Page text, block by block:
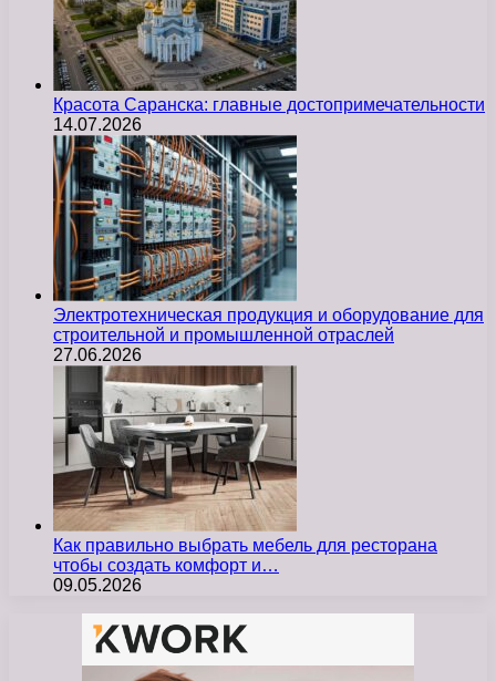
Красота Саранска: главные достопримечательности
14.07.2026
Электротехническая продукция и оборудование для
строительной и промышленной отраслей
27.06.2026
Как правильно выбрать мебель для ресторана
чтобы создать комфорт и…
09.05.2026